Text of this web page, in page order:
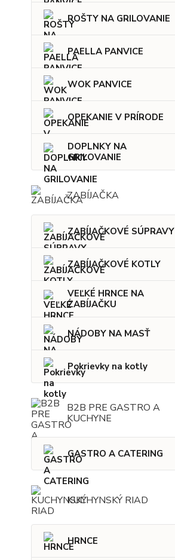
ROŠTY NA GRILOVANIE
PAELLA PANVICE
WOK PANVICE
OPEKANIE V PRÍRODE
DOPLNKY NA
GRILOVANIE
ZABÍJAČKA
ZABÍJAČKOVÉ SÚPRAVY
ZABÍJAČKOVÉ KOTLY
VEĽKÉ HRNCE NA
ZABÍJAČKU
NÁDOBY NA MASŤ
Pokrievky na kotly
B2B PRE GASTRO A
KUCHYNE
GASTRO A CATERING
KUCHYNSKÝ RIAD
HRNCE